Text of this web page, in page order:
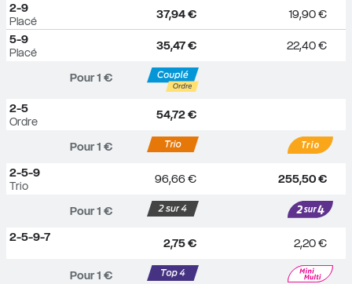
2-9
Placé
37,94 €
19,90 €
5-9
Placé
35,47 € 22,40 €
Pour 1 €
2-5
Ordre
54,72 €
Pour 1 €
2-5-9
Trio
96,66 € 255,50 €
Pour 1 €
2-5-9-7
2,75 € 2,20 €
Pour 1 €